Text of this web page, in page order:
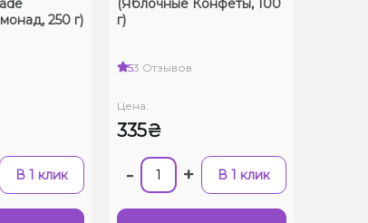
250 г)
В 1 клик
(Яблочные Конфеты, 100
г)
53 Отзывов
Цена:
335₴
- + В 1 клик